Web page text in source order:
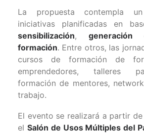
La propuesta contempla
iniciativas planificadas en
sensibilización,
formación. Entre otros, las
cursos de formación de
emprendedores, talleres
formación de mentores,
trabajo.
El evento se realizará a partir
el Salón de Usos Múltiples del